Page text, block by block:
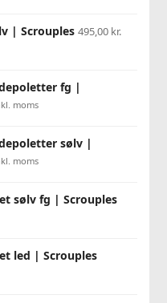
| Scrouples 495,00 kr.
fg |
moms
sølv |
moms
sølv fg | Scrouples
led | Scrouples